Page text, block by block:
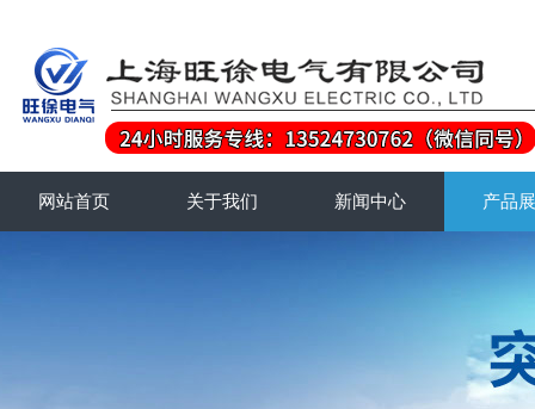
网站首页 关于我们 新闻中心 产品